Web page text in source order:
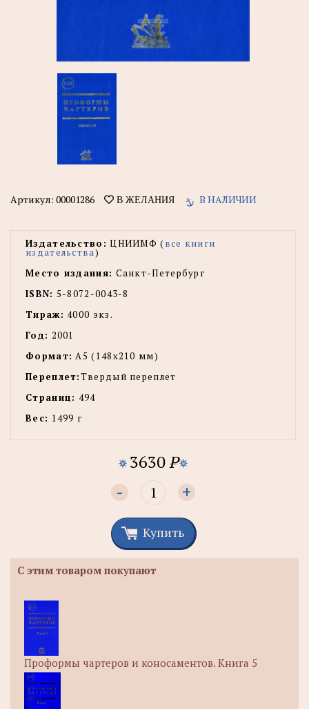
Артикул: 00001286 В ЖЕЛАНИЯ В НАЛИЧИИ
Издательство: ЦНИИМФ (все книги
издательства)
Место издания: Санкт-Петербург
ISBN: 5-8072-0043-8
Тираж: 4000 экз.
Год: 2001
Формат: А5 (148х210 мм)
Переплет:Твердый переплет
Страниц: 494
Вес: 1499 г
3630P
- +
Купить
С этим товаром покупают
Проформы чартеров и коносаментов. Книга 5